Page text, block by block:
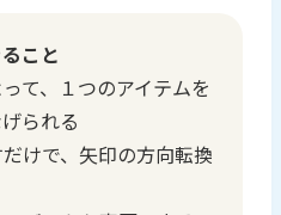
こと
て、１つのアイテムを
られる
けで、矢印の方向転換